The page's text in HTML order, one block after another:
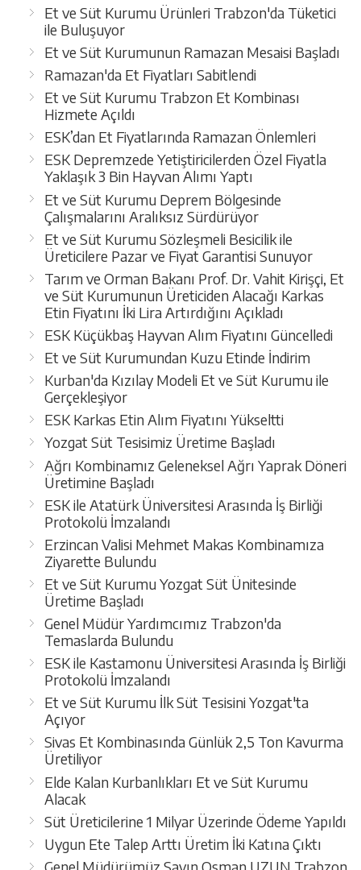
Et ve Süt Kurumu Ürünleri Trabzon'da Tüketici
ile Buluşuyor
Et ve Süt Kurumunun Ramazan Mesaisi Başladı
Ramazan'da Et Fiyatları Sabitlendi
Et ve Süt Kurumu Trabzon Et Kombinası
Hizmete Açıldı
ESK’dan Et Fiyatlarında Ramazan Önlemleri
ESK Depremzede Yetiştiricilerden Özel Fiyatla
Yaklaşık 3 Bin Hayvan Alımı Yaptı
Et ve Süt Kurumu Deprem Bölgesinde
Çalışmalarını Aralıksız Sürdürüyor
Et ve Süt Kurumu Sözleşmeli Besicilik ile
Üreticilere Pazar ve Fiyat Garantisi Sunuyor
Tarım ve Orman Bakanı Prof. Dr. Vahit Kirişçi, Et
ve Süt Kurumunun Üreticiden Alacağı Karkas
Etin Fiyatını İki Lira Artırdığını Açıkladı
ESK Küçükbaş Hayvan Alım Fiyatını Güncelledi
Et ve Süt Kurumundan Kuzu Etinde İndirim
Kurban'da Kızılay Modeli Et ve Süt Kurumu ile
Gerçekleşiyor
ESK Karkas Etin Alım Fiyatını Yükseltti
Yozgat Süt Tesisimiz Üretime Başladı
Ağrı Kombinamız Geleneksel Ağrı Yaprak Döneri
Üretimine Başladı
ESK ile Atatürk Üniversitesi Arasında İş Birliği
Protokolü İmzalandı
Erzincan Valisi Mehmet Makas Kombinamıza
Ziyarette Bulundu
Et ve Süt Kurumu Yozgat Süt Ünitesinde
Üretime Başladı
Genel Müdür Yardımcımız Trabzon'da
Temaslarda Bulundu
ESK ile Kastamonu Üniversitesi Arasında İş Birliği
Protokolü İmzalandı
Et ve Süt Kurumu İlk Süt Tesisini Yozgat'ta
Açıyor
Sivas Et Kombinasında Günlük 2,5 Ton Kavurma
Üretiliyor
Elde Kalan Kurbanlıkları Et ve Süt Kurumu
Alacak
Süt Üreticilerine 1 Milyar Üzerinde Ödeme Yapıldı
Uygun Ete Talep Arttı Üretim İki Katına Çıktı